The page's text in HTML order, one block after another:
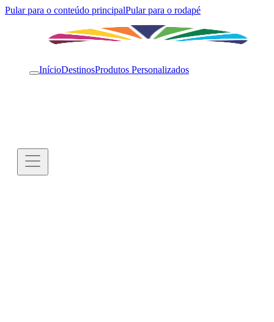
Pular para o conteúdo principalPular para o rodapé
InícioDestinosProdutos Personalizados